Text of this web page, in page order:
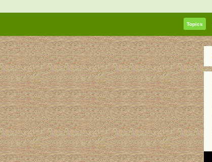
Topics